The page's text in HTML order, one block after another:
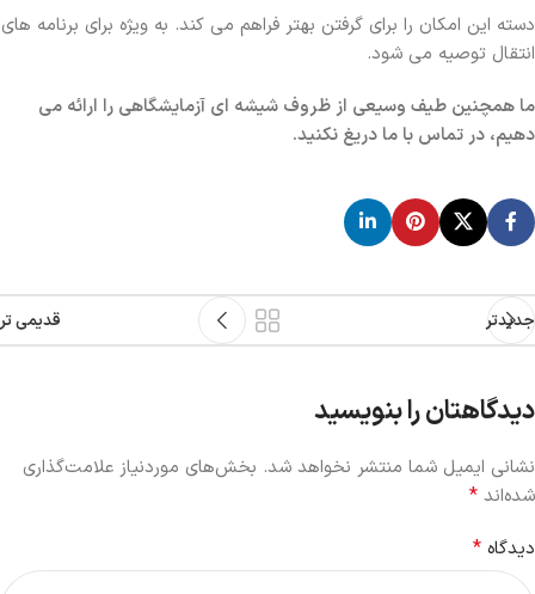
دسته این امکان را برای گرفتن بهتر فراهم می کند. به ویژه برای برنامه های
انتقال توصیه می شود.
ما همچنین طیف وسیعی از ظروف شیشه ای آزمایشگاهی را ارائه می
دهیم، در تماس با ما دریغ نکنید.
جدیدتر قدیمی تر
دیدگاهتان را بنویسید
نشانی ایمیل شما منتشر نخواهد شد. بخش‌های موردنیاز علامت‌گذاری
شده‌اند *
دیدگاه *